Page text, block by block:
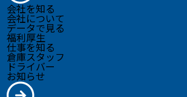
会社を知る
会社について
データで見る
福利厚生
仕事を知る
倉庫スタッフ
ドライバー
お知らせ